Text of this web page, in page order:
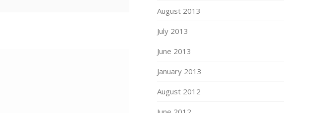
August 2013
July 2013
June 2013
January 2013
August 2012